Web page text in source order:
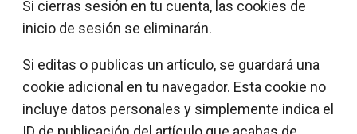
Si cierras sesión en tu cuenta, las cookies de
inicio de sesión se eliminarán.
Si editas o publicas un artículo, se guardará una
cookie adicional en tu navegador. Esta cookie no
incluye datos personales y simplemente indica el